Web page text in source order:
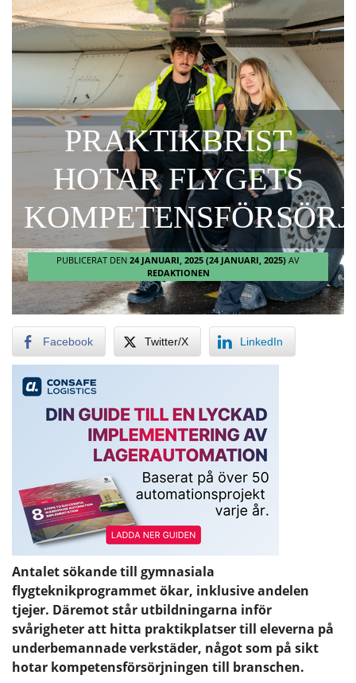
PRAKTIKBRIST
HOTAR FLYGETS
PUBLICERAT DEN 24 JANUARI, 2025 (24 JANUARI, 2025) AV
REDAKTIONEN
Facebook Twitter/X LinkedIn
Antalet sökande till gymnasiala
flygteknikprogrammet ökar, inklusive andelen
tjejer. Däremot står utbildningarna inför
svårigheter att hitta praktikplatser till eleverna på
underbemannade verkstäder, något som på sikt
hotar kompetensförsörjningen till branschen.